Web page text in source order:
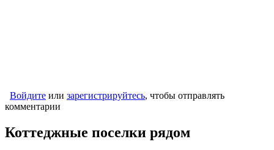
Войдите или зарегистрируйтесь, чтобы отправлять
комментарии
Коттеджные поселки рядом